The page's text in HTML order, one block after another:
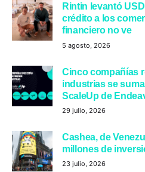
Rintin levantó
crédito a los
financiero no ve
5 agosto, 2026
Cinco compañías
industrias se
ScaleUp de
29 julio, 2026
Cashea, de
millones de
23 julio, 2026